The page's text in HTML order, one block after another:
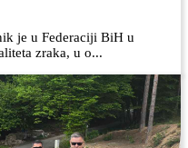
je u Federaciji BiH u
zraka, u o...